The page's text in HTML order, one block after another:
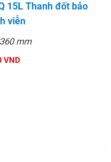
15L Thanh đốt bảo
viễn
mm
VND